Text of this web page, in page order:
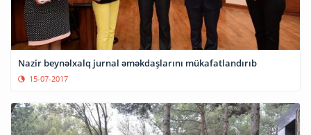
Nazir beynəlxalq jurnal əməkdaşlarını mükafatlandırıb
15-07-2017